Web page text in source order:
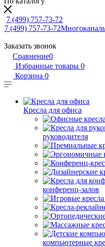
7 (499) 757-73-72
7 (499) 757-73-72
Заказать звонок
Сравнение0
Избранные товары 0
Корзина 0
Кресла для офиса
руководителя
конференц-залов
компьютерные